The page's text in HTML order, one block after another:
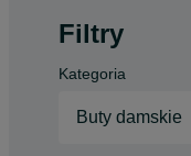
Filtry
Kategoria
Buty damskie